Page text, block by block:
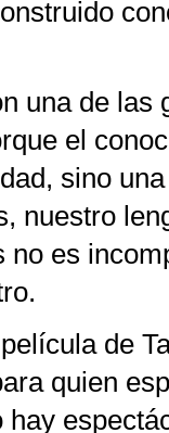
una de las
el
sino
nuestro
no es
de
quien